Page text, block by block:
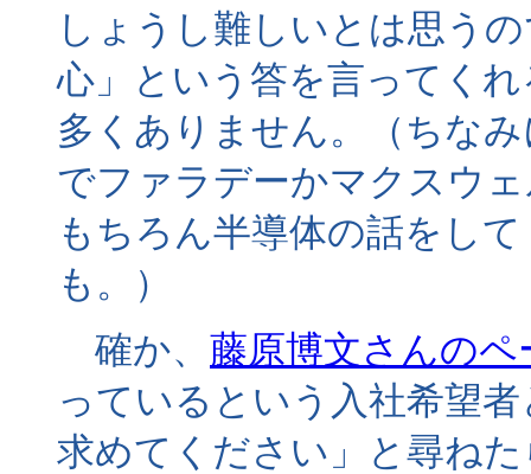
しょうし難しいとは思う
心」という答を言ってく
多くありません。（ちな
でファラデーかマクスウ
もちろん半導体の話をし
も。）
確か、 藤原博文さんのペ
っているという入社希望
求めてください」と尋ね